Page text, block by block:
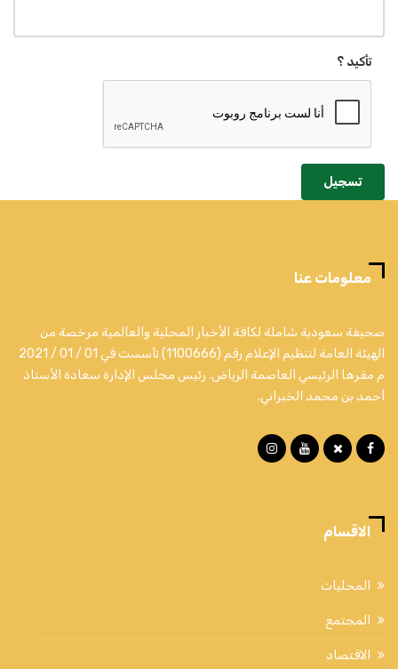
تأكيد ؟
تسجيل
معلومات عنا
صحيفة سعودية شاملة لكافة الأخبار المحلية والعالمية مرخصة من
الهيئة العامة لتنظيم الإعلام رقم (1100666) تأسست في 01 / 01 / 2021
م مقرها الرئيسي العاصمة الرياض. رئيس مجلس الإدارة سعادة الأستاذ
أحمد بن محمد الخبراني.
الاقسام
المحليات
المجتمع
الاقتصاد